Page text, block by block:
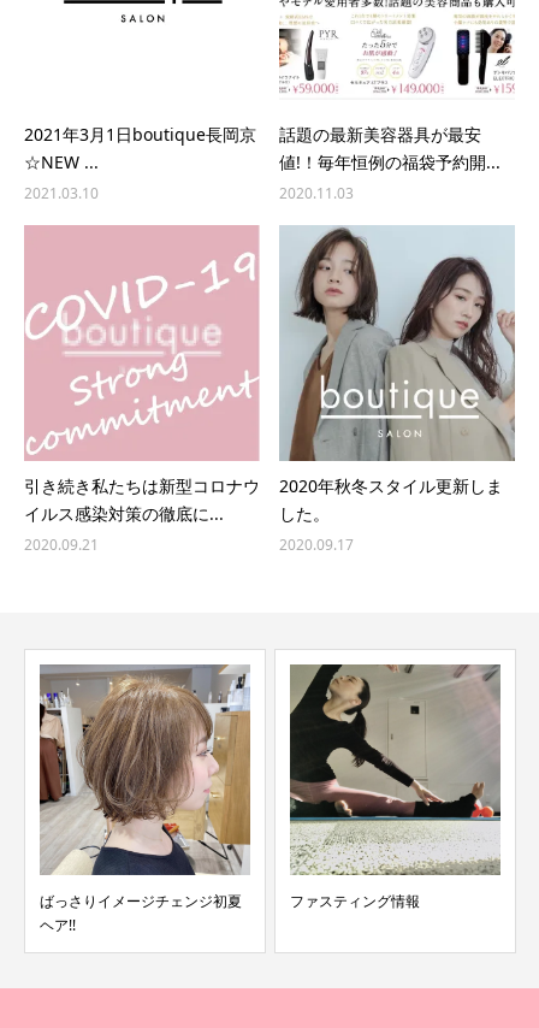
2021年3月1日boutique長岡京
☆NEW ...
2021.03.10
話題の最新美容器具が最安
値!！毎年恒例の福袋予約開...
2020.11.03
引き続き私たちは新型コロナウ
イルス感染対策の徹底に...
2020.09.21
2020年秋冬スタイル更新しま
した。
2020.09.17
ばっさりイメージチェンジ初夏
ヘア!!
ファスティング情報